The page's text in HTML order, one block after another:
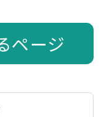
ページ